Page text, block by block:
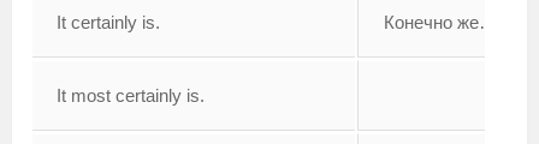
It certainly is. Конечно же…
It most certainly is.